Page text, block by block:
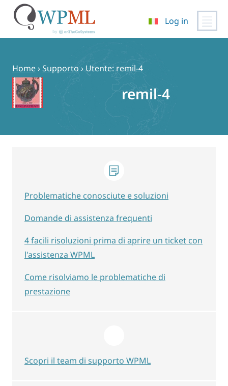
contenuto
Log in
Home›Supporto › Utente: remil-4
remil-4
Problematiche conosciute e soluzioni
Domande di assistenza frequenti
4 facili risoluzioni prima di aprire un ticket con
l'assistenza WPML
Come risolviamo le problematiche di
prestazione
Scopri il team di supporto WPML